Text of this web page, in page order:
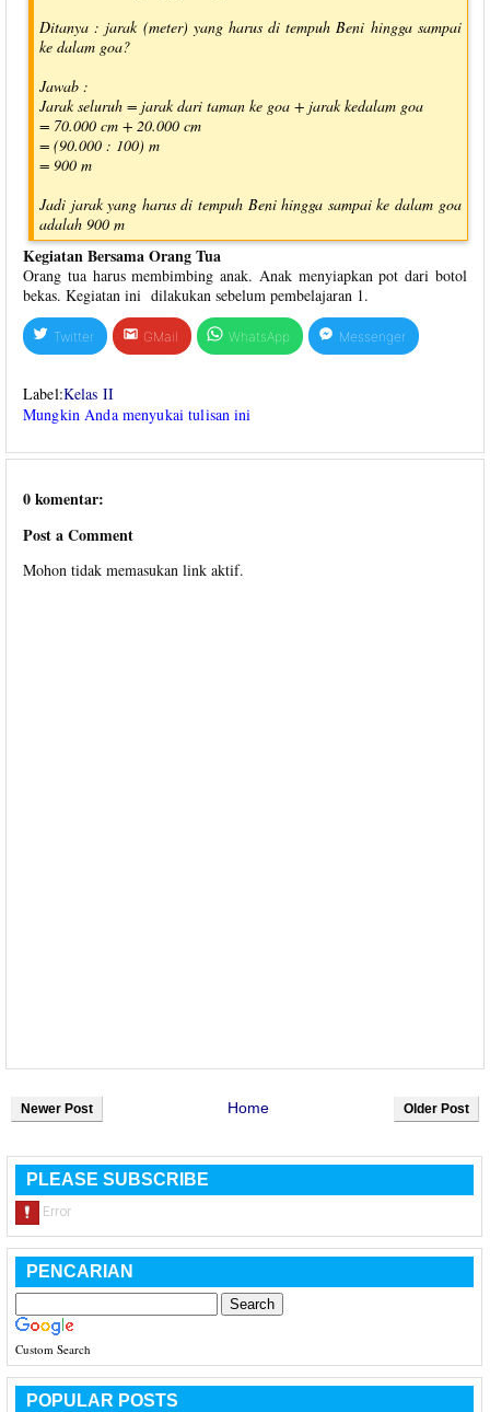
Ditanya : jarak (meter) yang harus di tempuh Beni hingga sampai
ke dalam goa?
Jawab :
Jarak seluruh = jarak dari taman ke goa + jarak kedalam goa
= 70.000 cm + 20.000 cm
= (90.000 : 100) m
= 900 m
Jadi jarak yang harus di tempuh Beni hingga sampai ke dalam goa
adalah 900 m
Kegiatan Bersama Orang Tua
Orang tua harus membimbing anak. Anak menyiapkan pot dari botol
bekas. Kegiatan ini dilakukan sebelum pembelajaran 1.
Twitter GMail WhatsApp Messenger
Label:Kelas II
Mungkin Anda menyukai tulisan ini
0 komentar:
Post a Comment
Mohon tidak memasukan link aktif.
Newer Post Older Post
Home
PLEASE SUBSCRIBE
PENCARIAN
Custom Search
POPULAR POSTS